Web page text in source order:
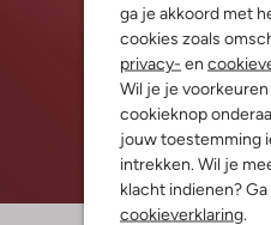
ga je akkoord met
cookies zoals
privacy- en
Wil je je
cookieknop
jouw toestemming
intrekken. Wil je
klacht indienen?
cookieverklaring.